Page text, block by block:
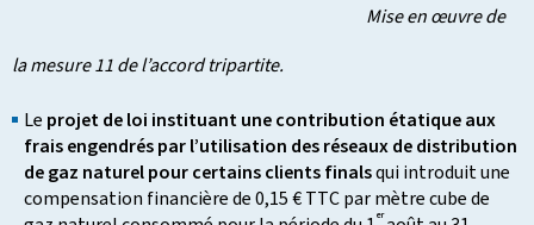
Mise en œuvre de
la mesure 11 de l’accord tripartite.
Le projet de loi instituant une contribution étatique aux
frais engendrés par l’utilisation des réseaux de distribution
de gaz naturel pour certains clients finalsqui introduit une
compensation financière de 0,15 € TTC par mètre cube de
er